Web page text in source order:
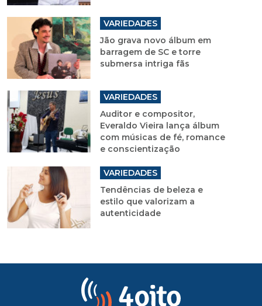
VARIEDADES
Jão grava novo álbum em
barragem de SC e torre
submersa intriga fãs
VARIEDADES
Auditor e compositor,
Everaldo Vieira lança álbum
com músicas de fé, romance
e conscientização
VARIEDADES
Tendências de beleza e
estilo que valorizam a
autenticidade